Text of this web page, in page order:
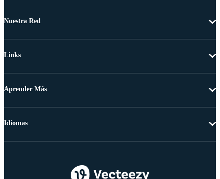
Nuestra Red
Links
Aprender Más
Idiomas